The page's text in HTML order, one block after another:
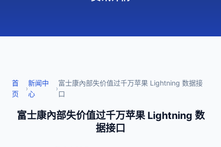
首
页
›
新闻中
心
›
富士康內部失价值过千万苹果 Lightning 数据接
口
富士康內部失价值过千万苹果 Lightning 数
据接口